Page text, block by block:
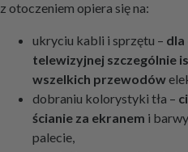
z otoczeniem opiera się na:
ukryciu kabli i sprzętu – dla
telewizyjnej szczególnie
wszelkich przewodów
dobraniu kolorystyki tła –
ścianie za ekranem i
palecie,